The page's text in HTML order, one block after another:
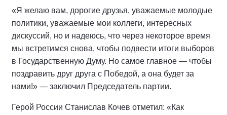
«Я желаю вам, дорогие друзья, уважаемые молодые
политики, уважаемые мои коллеги, интересных
дискуссий, но и надеюсь, что через некоторое время
мы встретимся снова, чтобы подвести итоги выборов
в Государственную Думу. Но самое главное — чтобы
поздравить друг друга с Победой, а она будет за
нами!» — заключил Председатель партии.
Герой России Станислав Кочев отметил: «Как